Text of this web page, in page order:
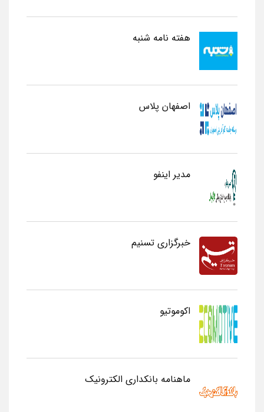
هفته نامه شنبه
اصفهان پلاس
مدیر اینفو
خبرگزاری تسنیم
اکوموتیو
ماهنامه بانکداری الکترونیک